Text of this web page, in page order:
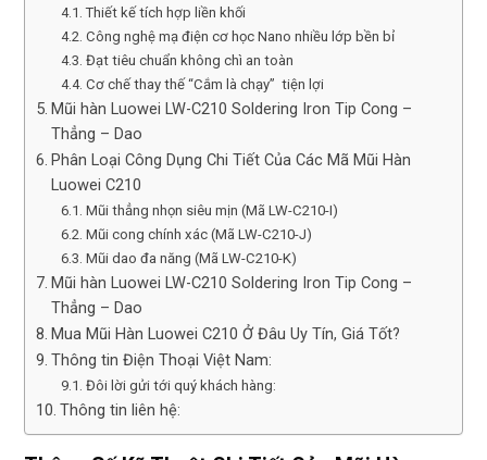
Thiết kế tích hợp liền khối
Công nghệ mạ điện cơ học Nano nhiều lớp bền bỉ
Đạt tiêu chuẩn không chì an toàn
Cơ chế thay thế “Cắm là chạy” tiện lợi
Mũi hàn Luowei LW-C210 Soldering Iron Tip Cong –
Thẳng – Dao
Phân Loại Công Dụng Chi Tiết Của Các Mã Mũi Hàn
Luowei C210
Mũi thẳng nhọn siêu mịn (Mã LW-C210-I)
Mũi cong chính xác (Mã LW-C210-J)
Mũi dao đa năng (Mã LW-C210-K)
Mũi hàn Luowei LW-C210 Soldering Iron Tip Cong –
Thẳng – Dao
Mua Mũi Hàn Luowei C210 Ở Đâu Uy Tín, Giá Tốt?
Thông tin Điện Thoại Việt Nam:
Đôi lời gửi tới quý khách hàng:
Thông tin liên hệ: